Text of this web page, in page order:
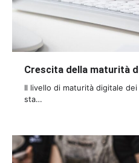
Crescita della maturità
Il livello di maturità digitale
sta…